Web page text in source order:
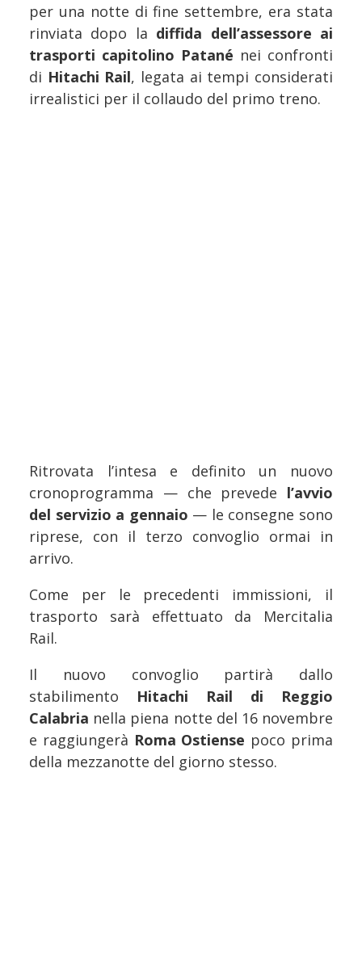
per una notte di fine settembre, era stata
rinviata dopo la diffida dell’assessore ai
trasporti capitolino Patané nei confronti
di Hitachi Rail, legata ai tempi considerati
irrealistici per il collaudo del primo treno.
Ritrovata l’intesa e definito un nuovo
cronoprogramma — che prevede l’avvio
del servizio a gennaio — le consegne sono
riprese, con il terzo convoglio ormai in
arrivo.
Come per le precedenti immissioni, il
trasporto sarà effettuato da Mercitalia
Rail.
Il nuovo convoglio partirà dallo
stabilimento Hitachi Rail di Reggio
Calabria nella piena notte del 16 novembre
e raggiungerà Roma Ostiense poco prima
della mezzanotte del giorno stesso.